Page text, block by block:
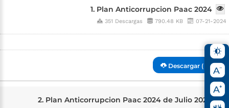
1. Plan Anticorrupcion Paac 2024
351 Descargas 790.48 KB 07-21-2024
Descargar ( pdf )
2. Plan Anticorrupcion Paac 2024 de Julio 2024